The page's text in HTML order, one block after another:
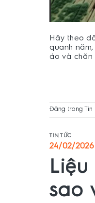
Hãy theo
quanh
áo và chăn
Đăng trong Tin
TIN TỨC
24/02/2026
sao